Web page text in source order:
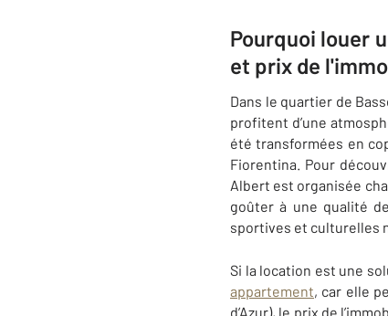
Pourquoi louer
et prix de
Dans le quartier de
profitent d’une
été transformées en
Fiorentina. Pour
Albert est organisée
goûter à une qualité
sportives et culturelles
Si la location est une
appartement, car elle
d’Azur), le prix de